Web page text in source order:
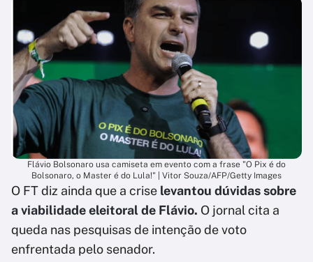
Flávio Bolsonaro usa camiseta em evento com a frase "O Pix é do
Bolsonaro, o Master é do Lula!" | Vitor Souza/AFP/Getty Images
O FT diz ainda que a crise levantou dúvidas sobre
a viabilidade eleitoral de Flávio. O jornal cita a
queda nas pesquisas de intenção de voto
enfrentada pelo senador.